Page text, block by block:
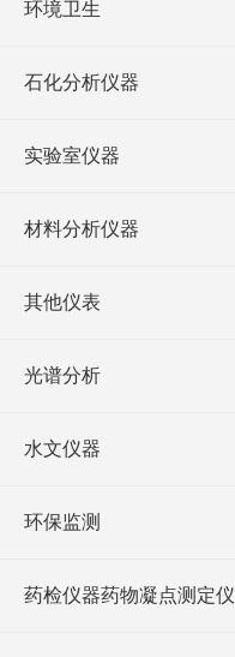
环境卫生
石化分析仪器
实验室仪器
材料分析仪器
其他仪表
光谱分析
水文仪器
环保监测
药检仪器药物凝点测定仪